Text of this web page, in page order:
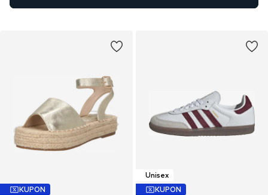
KUPON
Unisex
KUPON